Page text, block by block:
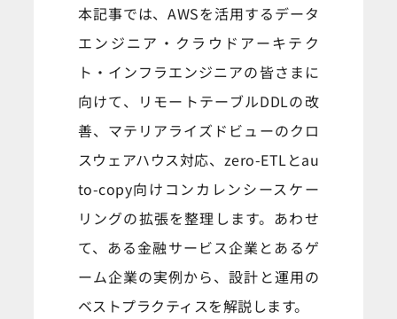
本記事では、AWSを活用するデータ
エンジニア・クラウドアーキテク
ト・インフラエンジニアの皆さまに
向けて、リモートテーブルDDLの改
善、マテリアライズドビューのクロ
スウェアハウス対応、zero-ETLとau
to-copy向けコンカレンシースケー
リングの拡張を整理します。あわせ
て、ある金融サービス企業とあるゲ
ーム企業の実例から、設計と運用の
ベストプラクティスを解説します。